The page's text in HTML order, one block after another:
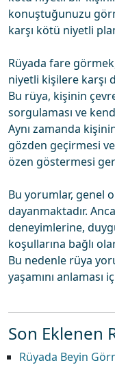
konuştuğunuzu
karşı kötü niyetli
Rüyada fare
niyetli kişilere karşı
Bu rüya, kişinin
sorgulaması ve
Aynı zamanda
gözden geçirmesi
özen göstermesi
Bu yorumlar, genel
dayanmaktadır.
deneyimlerine,
koşullarına bağlı
Bu nedenle rüya
yaşamını anlaması
Son Eklenen
Rüyada Beyin